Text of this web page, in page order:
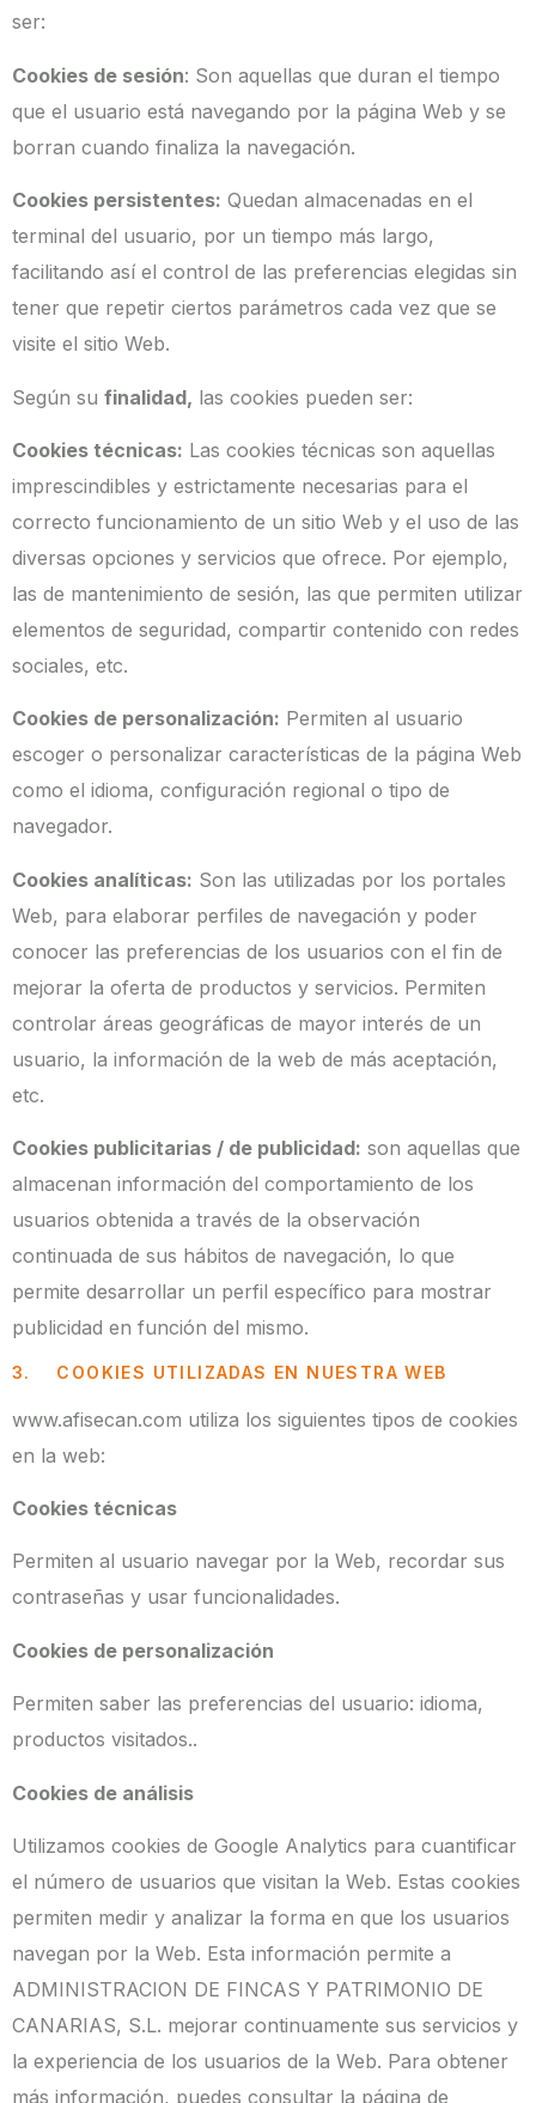
ser:
Cookies de sesión: Son aquellas que duran el tiempo
que el usuario está navegando por la página Web y se
borran cuando finaliza la navegación.
Cookies persistentes: Quedan almacenadas en el
terminal del usuario, por un tiempo más largo,
facilitando así el control de las preferencias elegidas sin
tener que repetir ciertos parámetros cada vez que se
visite el sitio Web.
Según su finalidad, las cookies pueden ser:
Cookies técnicas: Las cookies técnicas son aquellas
imprescindibles y estrictamente necesarias para el
correcto funcionamiento de un sitio Web y el uso de las
diversas opciones y servicios que ofrece. Por ejemplo,
las de mantenimiento de sesión, las que permiten utilizar
elementos de seguridad, compartir contenido con redes
sociales, etc.
Cookies de personalización: Permiten al usuario
escoger o personalizar características de la página Web
como el idioma, configuración regional o tipo de
navegador.
Cookies analíticas: Son las utilizadas por los portales
Web, para elaborar perfiles de navegación y poder
conocer las preferencias de los usuarios con el fin de
mejorar la oferta de productos y servicios. Permiten
controlar áreas geográficas de mayor interés de un
usuario, la información de la web de más aceptación,
etc.
Cookies publicitarias / de publicidad: son aquellas que
almacenan información del comportamiento de los
usuarios obtenida a través de la observación
continuada de sus hábitos de navegación, lo que
permite desarrollar un perfil específico para mostrar
publicidad en función del mismo.
3. COOKIES UTILIZADAS EN NUESTRA WEB
www.afisecan.com utiliza los siguientes tipos de cookies
en la web:
Cookies técnicas
Permiten al usuario navegar por la Web, recordar sus
contraseñas y usar funcionalidades.
Cookies de personalización
Permiten saber las preferencias del usuario: idioma,
productos visitados..
Cookies de análisis
Utilizamos cookies de Google Analytics para cuantificar
el número de usuarios que visitan la Web. Estas cookies
permiten medir y analizar la forma en que los usuarios
navegan por la Web. Esta información permite a
ADMINISTRACION DE FINCAS Y PATRIMONIO DE
CANARIAS, S.L. mejorar continuamente sus servicios y
la experiencia de los usuarios de la Web. Para obtener
más información, puedes consultar la página de